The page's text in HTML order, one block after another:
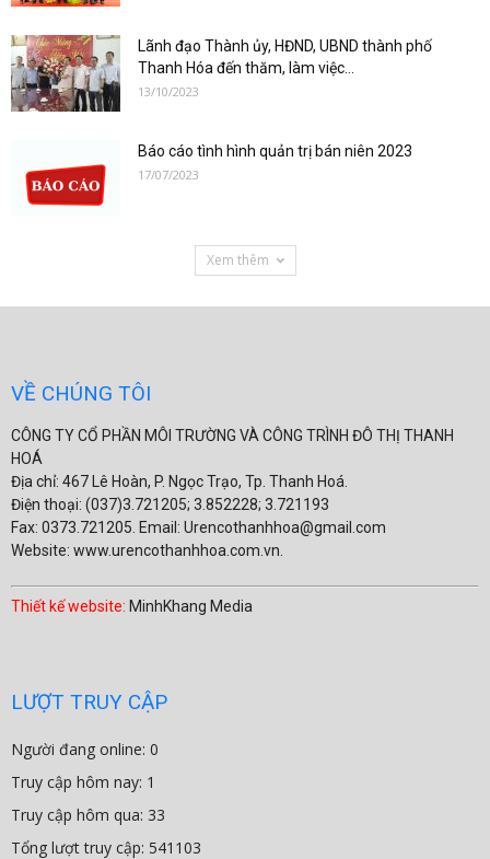
Lãnh đạo Thành ủy, HĐND, UBND thành phố
Thanh Hóa đến thăm, làm việc...
13/10/2023
Báo cáo tình hình quản trị bán niên 2023
17/07/2023
Xem thêm
VỀ CHÚNG TÔI
CÔNG TY CỔ PHẦN MÔI TRƯỜNG VÀ CÔNG TRÌNH ĐÔ THỊ THANH
HOÁ
Địa chỉ: 467 Lê Hoàn, P. Ngọc Trạo, Tp. Thanh Hoá.
Điện thoại: (037)3.721205; 3.852228; 3.721193
Fax: 0373.721205. Email: Urencothanhhoa@gmail.com
Website: www.urencothanhhoa.com.vn.
Thiết kế website: MinhKhang Media
LƯỢT TRUY CẬP
Người đang online: 0
Truy cập hôm nay: 1
Truy cập hôm qua: 33
Tổng lượt truy cập: 541103